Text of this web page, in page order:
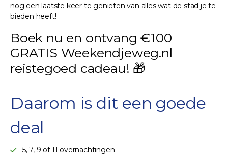
nog een laatste keer te genieten van alles wat de stad je te
bieden heeft!
Boek nu en ontvang €100
GRATIS Weekendjeweg.nl
reistegoed cadeau! 🎁
Daarom is dit een goede
deal
5, 7, 9 of 11 overnachtingen